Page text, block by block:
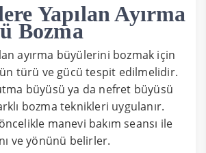
Yapılan Ayırma
Bozma
ayırma büyülerini bozmak için
türü ve gücü tespit edilmelidir.
büyüsü ya da nefret büyüsü
bozma teknikleri uygulanır.
manevi bakım seansı ile
ve yönünü belirler.